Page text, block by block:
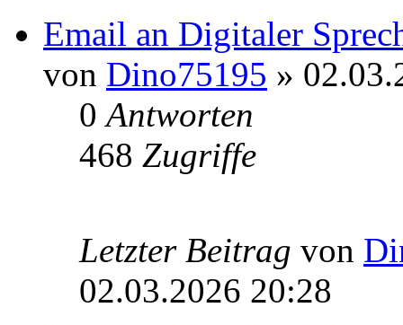
Email an Digitaler
von Dino75195 »
0Antworten
468 Zugriffe
Letzter Beitrag von
02.03.2026 20:28